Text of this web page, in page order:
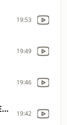
19:53
19:49
19:46
U Make Me Wanna (Radio Edit) 19:42